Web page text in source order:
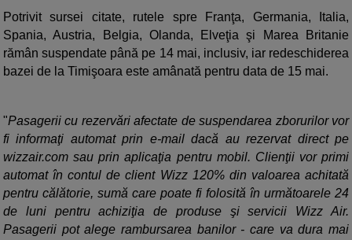
Potrivit sursei citate, rutele spre Franţa, Germania, Italia,
Spania, Austria, Belgia, Olanda, Elveţia şi Marea Britanie
rămân suspendate până pe 14 mai, inclusiv, iar redeschiderea
bazei de la Timişoara este amânată pentru data de 15 mai.
"Pasagerii cu rezervări afectate de suspendarea zborurilor vor
fi informaţi automat prin e-mail dacă au rezervat direct pe
wizzair.com sau prin aplicaţia pentru mobil. Clienţii vor primi
automat în contul de client Wizz 120% din valoarea achitată
pentru călătorie, sumă care poate fi folosită în următoarele 24
de luni pentru achiziţia de produse şi servicii Wizz Air.
Pasagerii pot alege rambursarea banilor - care va dura mai